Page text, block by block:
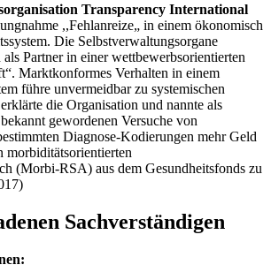
Transparency International
,,Fehlanreize„ in einem ökonomisch
Die Selbstverwaltungsorgane
Partner in einer wettbewerbsorientierten
Marktkonformes Verhalten in einem
führe unvermeidbar zu systemischen
die Organisation und nannte als
gewordenen Versuche von
Diagnose-Kodierungen mehr Geld
morbiditätsorientierten
(Morbi-RSA) aus dem Gesundheitsfonds zu
Sachverständigen